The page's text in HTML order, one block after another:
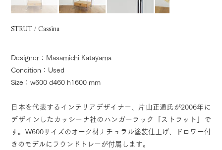
STRUT / Cassina
Designer：Masamichi Katayama
Condition：Used
Size：w600 d460 h1600 mm
日本を代表するインテリアデザイナー、片山正通氏が2006年に
デザインしたカッシーナ社のハンガーラック「ストラット」で
す。W600サイズのオーク材ナチュラル塗装仕上げ、ドロワー付
きのモデルにラウンドトレーが付属します。